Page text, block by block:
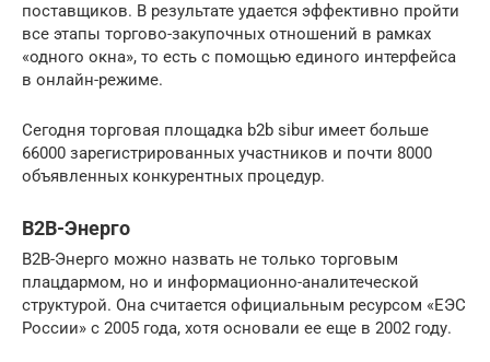
поставщиков. В результате удается эффективно пройти
все этапы торгово-закупочных отношений в рамках
«одного окна», то есть с помощью единого интерфейса
в онлайн-режиме.
Сегодня торговая площадка b2b sibur имеет больше
66000 зарегистрированных участников и почти 8000
объявленных конкурентных процедур.
B2B-Энерго
В2В-Энерго можно назвать не только торговым
плацдармом, но и информационно-аналитеческой
структурой. Она считается официальным ресурсом «ЕЭС
России» с 2005 года, хотя основали ее еще в 2002 году.